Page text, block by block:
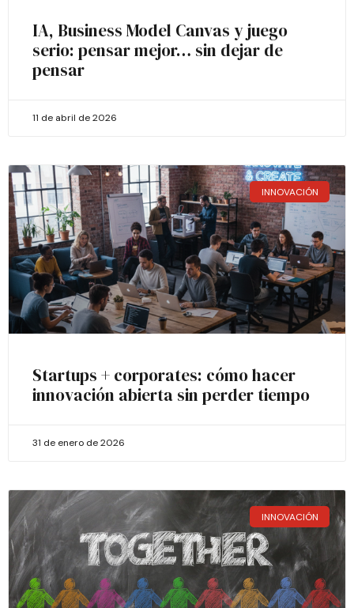
IA, Business Model Canvas y juego
serio: pensar mejor… sin dejar de
pensar
11 de abril de 2026
INNOVACIÓN
Startups + corporates: cómo hacer
innovación abierta sin perder tiempo
31 de enero de 2026
INNOVACIÓN